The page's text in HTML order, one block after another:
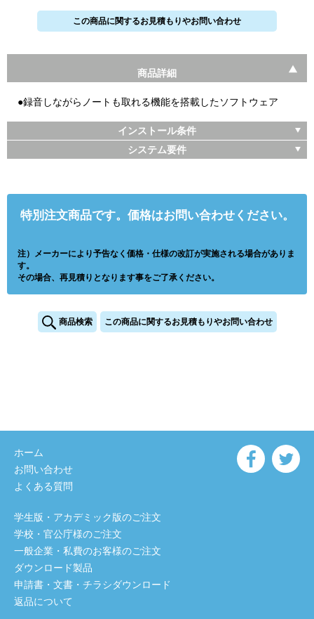
この商品に関するお見積もりやお問い合わせ
商品詳細
●録音しながらノートも取れる機能を搭載したソフトウェア
インストール条件
システム要件
特別注文商品です。価格はお問い合わせください。
注）メーカーにより予告なく価格・仕様の改訂が実施される場合がありま
す。
その場合、再見積りとなります事をご了承ください。
商品検索 この商品に関するお見積もりやお問い合わせ
ホーム
お問い合わせ
よくある質問
学生版・アカデミック版のご注文
学校・官公庁様のご注文
一般企業・私費のお客様のご注文
ダウンロード製品
申請書・文書・チラシダウンロード
返品について